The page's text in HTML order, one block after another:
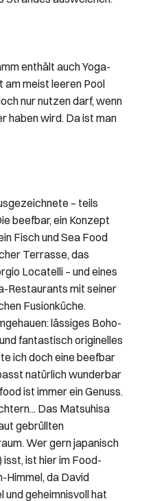
enthält auch Yoga-
am meist leeren Pool
nur nutzen darf, wenn
haben wird. Da ist man
– teils
beefbar, ein Konzept
Fisch und Sea Food
Terrasse, das
Locatelli – und eines
Restaurants mit seiner
Fusionküche.
lässiges Boho-
fantastisch originelles
ich doch eine beefbar
natürlich wunderbar
ist immer ein Genuss.
Das Matsuhisa
gebrüllten
Wer gern japanisch
ist hier im Food-
Himmel, da David
und geheimnisvoll hat